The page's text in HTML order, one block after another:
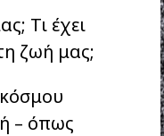
Τι έχει
ζωή μας;
– όπως